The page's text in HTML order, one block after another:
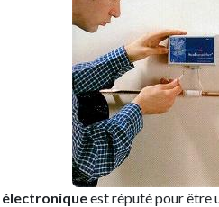
électroniqueest réputé pour être